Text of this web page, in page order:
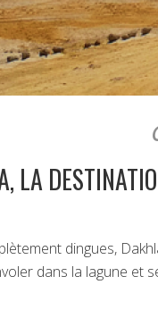
LA
dingues,
dans la lagune et